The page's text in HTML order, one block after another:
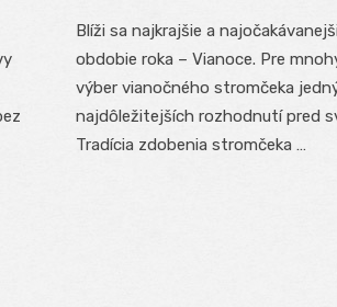
Blíži sa najkrajšie a
obdobie roka – Vianoce. Pre
výber vianočného stromčeka
najdôležitejších rozhodnutí pred
Tradícia zdobenia stromčeka …